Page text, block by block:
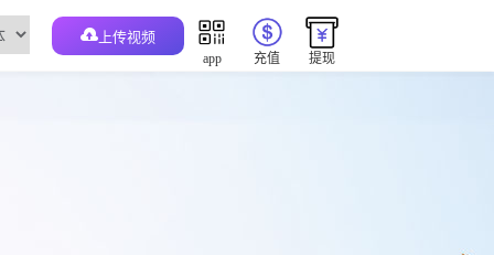
app 充值 提现
上传视频